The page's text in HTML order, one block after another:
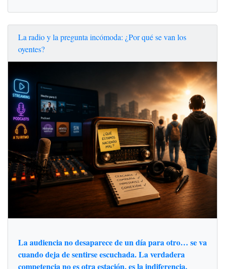
La radio y la pregunta incómoda: ¿Por qué se van los
oyentes?
La audiencia no desaparece de un día para otro… se va
cuando deja de sentirse escuchada. La verdadera
competencia no es otra estación, es la indiferencia.